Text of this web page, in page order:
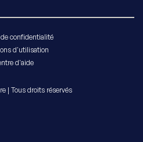
confidentialité
d'utilisation
d'aide
| Tous droits réservés